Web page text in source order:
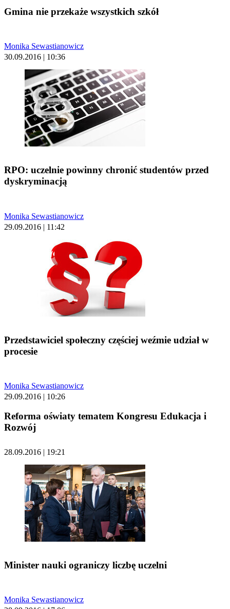
Gmina nie przekaże wszystkich szkół
Monika Sewastianowicz
30.09.2016 | 10:36
RPO: uczelnie powinny chronić studentów przed
dyskryminacją
Monika Sewastianowicz
29.09.2016 | 11:42
Przedstawiciel społeczny częściej weźmie udział w
procesie
Monika Sewastianowicz
29.09.2016 | 10:26
Reforma oświaty tematem Kongresu Edukacja i
Rozwój
28.09.2016 | 19:21
Minister nauki ograniczy liczbę uczelni
Monika Sewastianowicz